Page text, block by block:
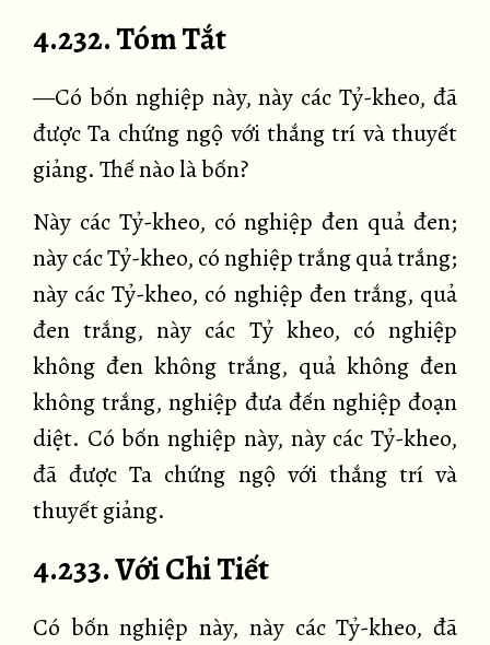
4.232. Tóm Tắt
—Có bốn nghiệp này, này các Tỷ-kheo, đã
được Ta chứng ngộ với thắng trí và thuyết
giảng. Thế nào là bốn?
Này các Tỷ-kheo, có nghiệp đen quả đen;
này các Tỷ-kheo, có nghiệp trắng quả trắng;
này các Tỷ-kheo, có nghiệp đen trắng, quả
đen trắng, này các Tỷ kheo, có nghiệp
không đen không trắng, quả không đen
không trắng, nghiệp đưa đến nghiệp đoạn
diệt. Có bốn nghiệp này, này các Tỷ-kheo,
đã được Ta chứng ngộ với thắng trí và
thuyết giảng.
4.233. Với Chi Tiết
Có bốn nghiệp này, này các Tỷ-kheo, đã